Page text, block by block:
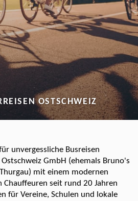
OSTSCHWEIZ
unvergessliche Busreisen
GmbH (ehemals Bruno's
mit einem modernen
Chauffeuren seit rund 20 Jahren
für Vereine, Schulen und lokale